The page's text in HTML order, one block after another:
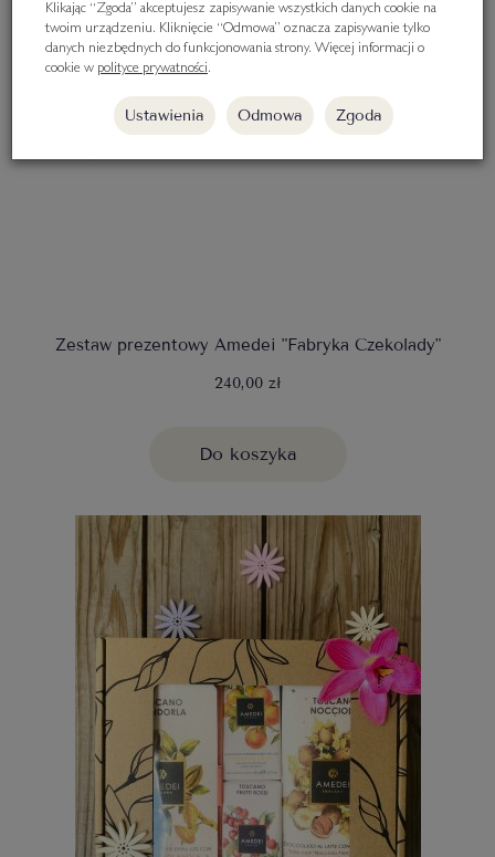
Zestaw prezentowy Amedei "Fabryka Czekolady"
240,00 zł
Do koszyka
Klikając “Zgoda” akceptujesz zapisywanie wszystkich danych cookie na
twoim urządzeniu. Kliknięcie “Odmowa” oznacza zapisywanie tylko
danych niezbędnych do funkcjonowania strony. Więcej informacji o
cookie w polityce prywatności.
Ustawienia Odmowa Zgoda